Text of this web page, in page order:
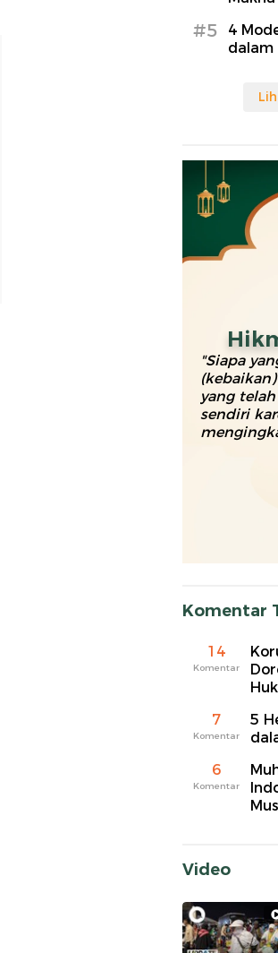
#5
4
dalam
"Siapa
yang
sendiri
Komentar
14
Komentar
7
Komentar
5
6
Komentar
Video